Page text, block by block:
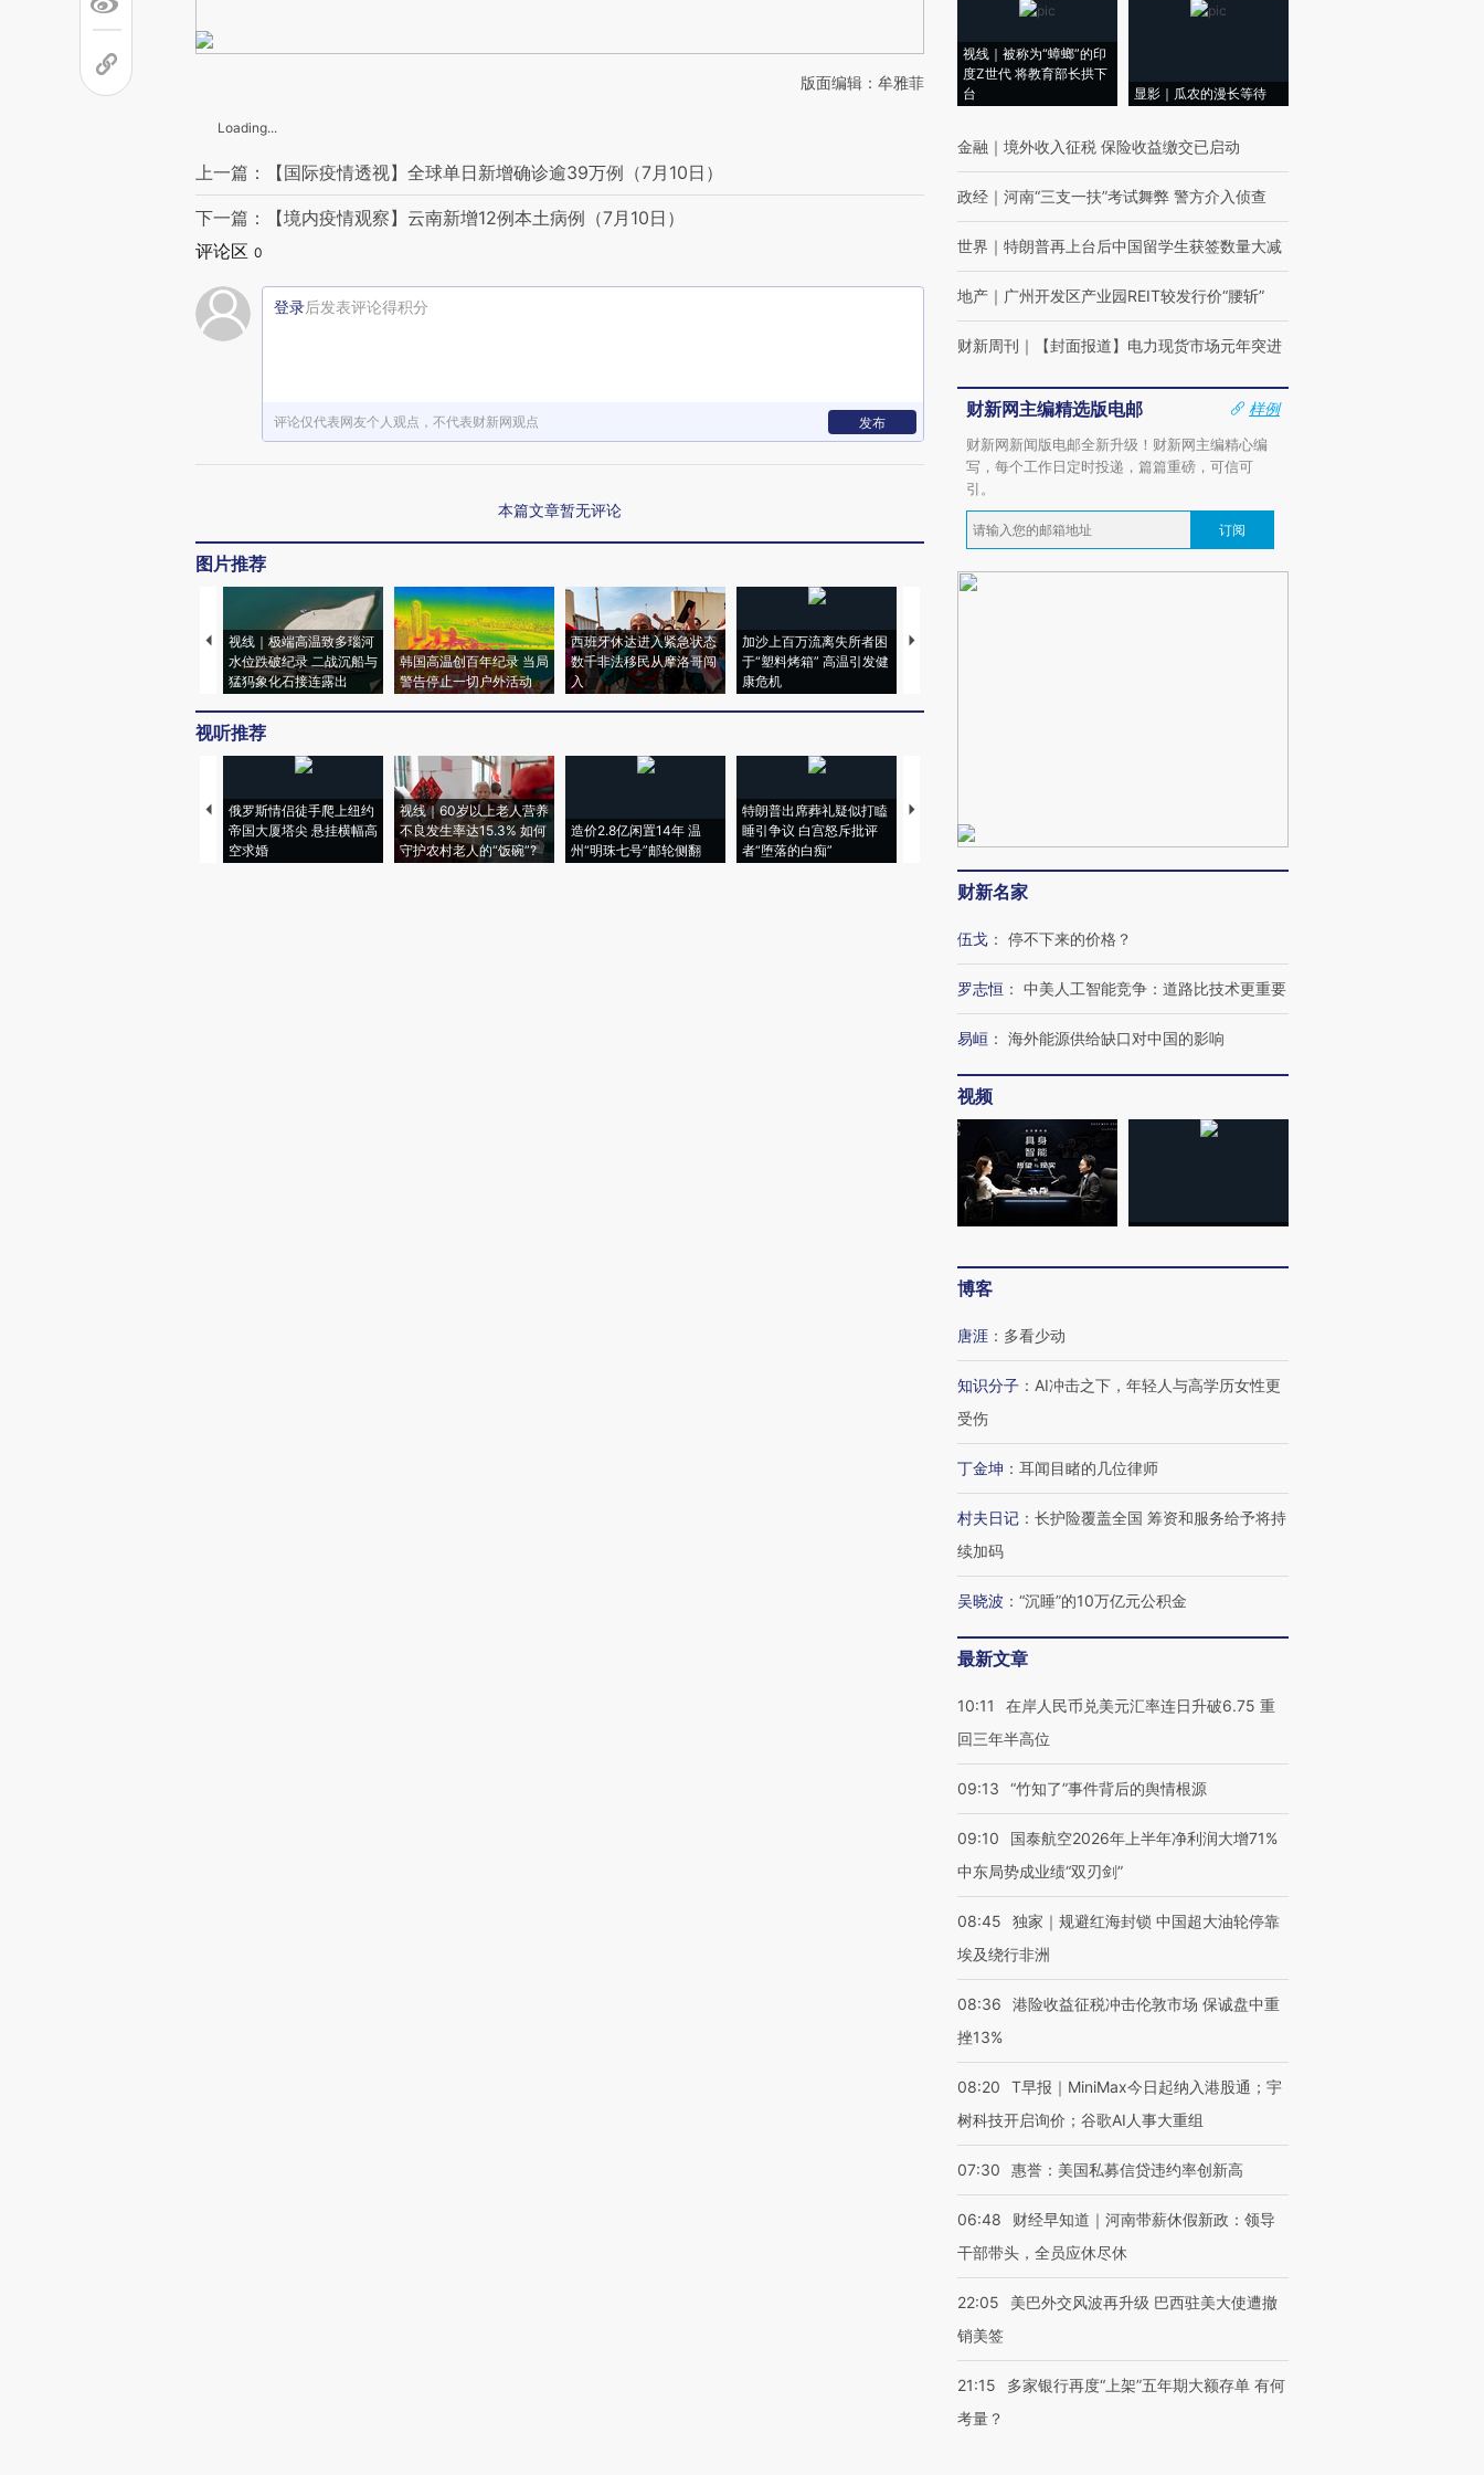
版面编辑：牟雅菲
Loading...
上一篇：【国际疫情透视】全球单日新增确诊逾39万例（7月10日）
下一篇：【境内疫情观察】云南新增12例本土病例（7月10日）
评论区 0
登录后发表评论得积分
评论仅代表网友个人观点，不代表财新网观点 发布
本篇文章暂无评论
图片推荐
视线｜极端高温致多瑙河
水位跌破纪录 二战沉船与
猛犸象化石接连露出
韩国高温创百年纪录 当局
警告停止一切户外活动
西班牙休达进入紧急状态
数千非法移民从摩洛哥闯
入
加沙上百万流离失所者困
于“塑料烤箱” 高温引发健
康危机
马航飞行员跨国走私7万
视听推荐
俄罗斯情侣徒手爬上纽约
帝国大厦塔尖 悬挂横幅高
空求婚
视线｜60岁以上老人营养
不良发生率达15.3% 如何
守护农村老人的“饭碗”?
造价2.8亿闲置14年 温
州“明珠七号”邮轮侧翻
特朗普出席葬礼疑似打瞌
睡引争议 白宫怒斥批评
者“堕落的白痴”
视线｜全球最热百城独占
97个 印度如何熬过48°C
阿根廷3-0阿尔及利亚
兹奖得主的“非天才”拼图
视线｜被称为“蟑螂”的印
度Z世代 将教育部长拱下
台
显影｜瓜农的漫长等待
金融 ｜ 境外收入征税 保险收益缴交已启动
政经 ｜ 河南“三支一扶”考试舞弊 警方介入侦查
世界 ｜ 特朗普再上台后中国留学生获签数量大减
地产 ｜ 广州开发区产业园REIT较发行价“腰斩”
财新周刊 ｜ 【封面报道】电力现货市场元年突进
财新网主编精选版电邮
样例
财新网新闻版电邮全新升级！财新网主编精心编
写，每个工作日定时投递，篇篇重磅，可信可
引。
订阅
财新名家
伍戈 ： 停不下来的价格？
罗志恒 ： 中美人工智能竞争：道路比技术更重要
易峘 ： 海外能源供给缺口对中国的影响
视频
博客
唐涯 ： 多看少动
知识分子 ： AI冲击之下，年轻人与高学历女性更
受伤
丁金坤 ： 耳闻目睹的几位律师
村夫日记 ： 长护险覆盖全国 筹资和服务给予将持
续加码
吴晓波 ： “沉睡”的10万亿元公积金
最新文章
10:11
在岸人民币兑美元汇率连日升破6.75 重
回三年半高位
09:13 “竹知了”事件背后的舆情根源
09:10
国泰航空2026年上半年净利润大增71%
中东局势成业绩“双刃剑”
08:45
独家｜规避红海封锁 中国超大油轮停靠
埃及绕行非洲
08:36
港险收益征税冲击伦敦市场 保诚盘中重
挫13%
08:20
T早报｜MiniMax今日起纳入港股通；宇
树科技开启询价；谷歌AI人事大重组
07:30 惠誉：美国私募信贷违约率创新高
06:48
财经早知道｜河南带薪休假新政：领导
干部带头，全员应休尽休
22:05
美巴外交风波再升级 巴西驻美大使遭撤
销美签
21:15
多家银行再度“上架”五年期大额存单 有何
考量？